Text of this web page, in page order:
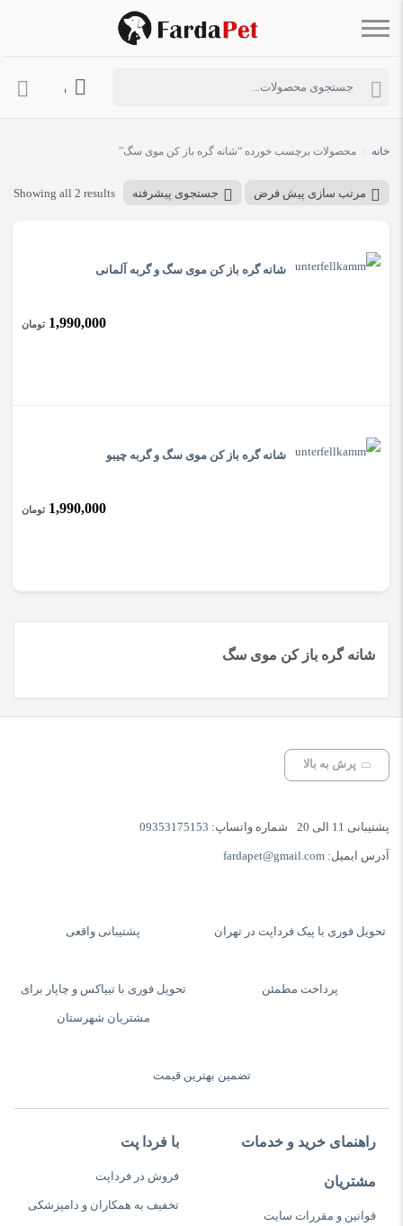
ورود به
خانه محصولات برچسب خورده “شانه گره باز کن موی سگ”
Showing all 2 results مرتب سازی پیش فرض جستجوی پیشرفته
شانه گره باز کن موی سگ و گربه آلمانی
1,990,000 تومان
شانه گره باز کن موی سگ و گربه چیبو
1,990,000 تومان
شانه گره باز کن موی سگ
پرش به بالا
پشتیبانی 11 الی 20 شماره واتساپ: 09353175153
آدرس ایمیل: fardapet@gmail.com
تحویل فوری با پیک فرداپت در تهران پشتیبانی واقعی
پرداخت مطمئن تحویل فوری با تیپاکس و چاپار برای
مشتریان شهرستان
تضمین بهترین قیمت
راهنمای خرید و خدمات
مشتریان
قوانین و مقررات سایت
با فردا پت
فروش در فرداپت
تخفیف به همکاران و دامپزشکی